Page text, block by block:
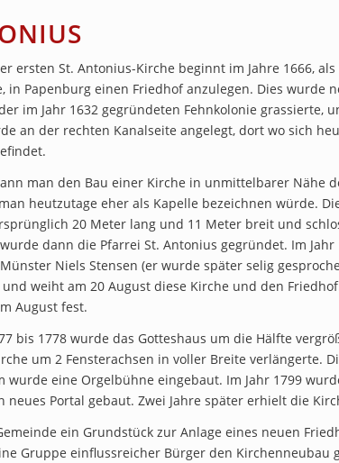
ersten St. Antonius-Kirche beginnt im Jahre 1666,
in Papenburg einen Friedhof anzulegen. Dies wurde
im Jahr 1632 gegründeten Fehnkolonie grassierte,
an der rechten Kanalseite angelegt, dort wo sich
man den Bau einer Kirche in unmittelbarer Nähe
heutzutage eher als Kapelle bezeichnen würde.
20 Meter lang und 11 Meter breit und
dann die Pfarrei St. Antonius gegründet. Im
Niels Stensen (er wurde später selig
weiht am 20 August diese Kirche und den
August fest.
bis 1778 wurde das Gotteshaus um die Hälfte
um 2 Fensterachsen in voller Breite verlängerte.
wurde eine Orgelbühne eingebaut. Im Jahr 1799
neues Portal gebaut. Zwei Jahre später erhielt die
ein Grundstück zur Anlage eines neuen
Gruppe einflussreicher Bürger den